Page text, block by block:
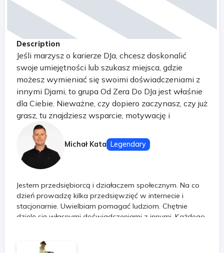
Description
Jeśli marzysz o karierze DJa, chcesz doskonalić
swoje umiejętności lub szukasz miejsca, gdzie
możesz wymieniać się swoimi doświadczeniami z
innymi Djami, to grupa Od Zera Do DJa jest właśnie
dla Ciebie. Nieważne, czy dopiero zaczynasz, czy już
grasz, tu znajdziesz wsparcie, motywację i
inspirację, której potrzebujesz, by iść do przodu.
Dołącz do społeczności, która: - wspiera się
wzajemnie na każdym etapie kariery, - wymienia
sprawdzonymi trikami i technikami miksowania, -
sety, - pomaga rozwiązywać problemy techniczne i
organizacyjne, - motywuje do działania i podnosi na
duchu w chwilach zwątpienia.
Michał Kata Legendary
Jestem przedsiębiorcą i działaczem społecznym. Na co
dzień prowadzę kilka przedsięwzięć w internecie i
stacjonarnie. Uwielbiam pomagać ludziom. Chętnie
dzielę się własnymi doświadczeniami z innymi. Każdego
doskonaleniem. Problemy napotkane na swojej drodze